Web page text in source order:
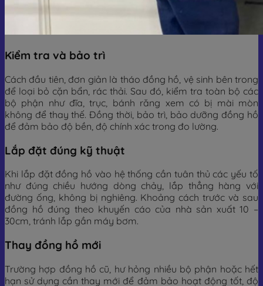
Kiểm tra và bảo trì
Cách đầu tiên, đơn giản là tháo đồng hồ, vệ sinh bên trong
để loại bỏ cặn bẩn, rác thải. Sau đó, kiểm tra toàn bộ các
bộ phận như đĩa, trục, bánh răng xem có bị mài mòn
không để thay thế. Đồng thời, bảo trì, bảo dưỡng đồng hồ
để đảm bảo độ bền, độ chính xác trong đo lường.
Lắp đặt đúng kỹ thuật
Khi lắp đặt đồng hồ vào hệ thống cần tuân thủ các yếu tố
như đúng chiều hướng dòng chảy, lắp thẳng hàng với
đường ống, không bị nghiêng. Khoảng cách trước và sau
đồng hồ đúng theo khuyến cáo của nhà sản xuất 10 –
30cm, tránh lắp gần máy bơm.
Thay đồng hồ mới
Trường hợp đồng hồ cũ, hư hỏng nhiều bộ phận hoặc hết
hạn sử dụng cần thay mới để đảm bảo hoạt động tốt, độ